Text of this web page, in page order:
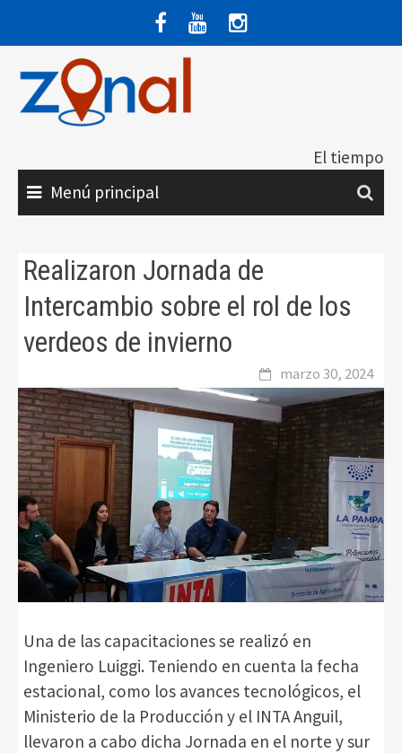
contenido
El tiempo
Menú principal
Realizaron Jornada de
Intercambio sobre el rol de los
verdeos de invierno
marzo 30, 2024
Una de las capacitaciones se realizó en
Ingeniero Luiggi. Teniendo en cuenta la fecha
estacional, como los avances tecnológicos, el
Ministerio de la Producción y el INTA Anguil,
llevaron a cabo dicha Jornada en el norte y sur